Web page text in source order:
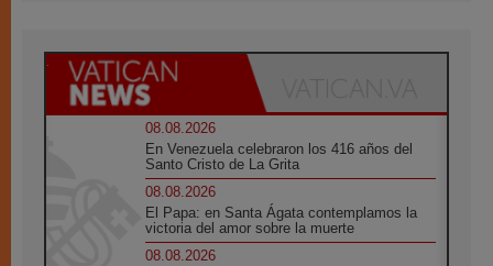
08.08.2026
En Venezuela celebraron los 416 años del
Santo Cristo de La Grita
08.08.2026
El Papa: en Santa Ágata contemplamos la
victoria del amor sobre la muerte
08.08.2026